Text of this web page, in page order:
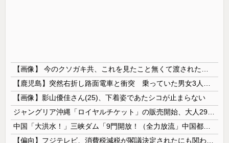
【画像】影山優佳さん(25)、下着姿であたシコが止まらない